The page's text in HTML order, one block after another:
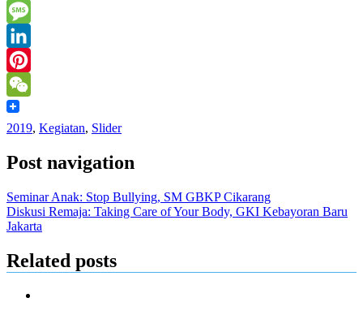
Mail
Print
Message
LinkedIn
Pinterest
WeChat
2019, Kegiatan, Slider
Post navigation
Seminar Anak: Stop Bullying, SM GBKP Cikarang
Diskusi Remaja: Taking Care of Your Body, GKI Kebayoran Baru
Jakarta
Related posts